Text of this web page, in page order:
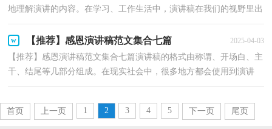
地理解演讲的内容。在学习、工作生活中，演讲稿在我们的视野里出
【推荐】感恩演讲稿范文集合七篇 2025-04-03
【推荐】感恩演讲稿范文集合七篇演讲稿的格式由称谓、开场白、主
干、结尾等几部分组成。在现实社会中，很多地方都会使用到演讲
首页 上一页 1 2 3 4 5 下一页 尾页